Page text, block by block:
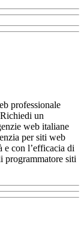
professionale
un
web italiane
per siti web
con l’efficacia di
programmatore siti